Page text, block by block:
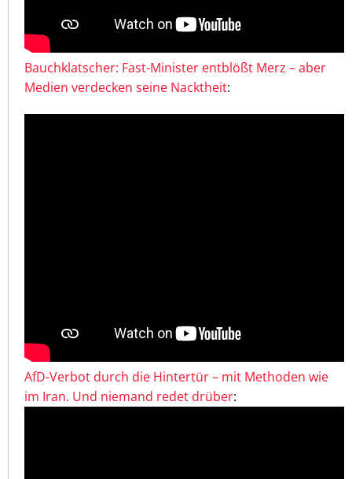
Bauchklatscher: Fast-Minister entblößt Merz – aber
Medien verdecken seine Nacktheit:
AfD-Verbot durch die Hintertür – mit Methoden wie
im Iran. Und niemand redet drüber: